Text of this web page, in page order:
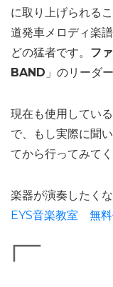
に取り上げられる
道発車メロディ楽
どの猛者です。 フ
BAND 」のリーダ
現在も使用してい
で、もし実際に聞
てから行ってみて
楽器が演奏したく
EYS音楽教室 無料